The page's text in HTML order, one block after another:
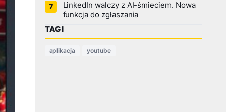
LinkedIn walczy z AI-śmieciem. Nowa
funkcja do zgłaszania
TAGI
aplikacja youtube